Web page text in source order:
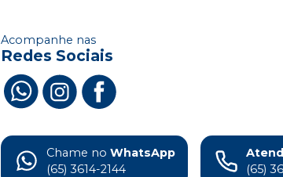
Acompanhe nas
Redes Sociais
Chame no WhatsApp
(65) 3614-2144
(65)